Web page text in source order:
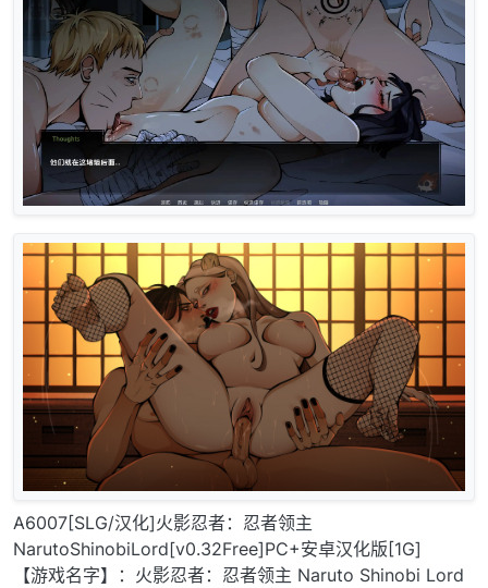
A6007[SLG/汉化]火影忍者：忍者领主
NarutoShinobiLord[v0.32Free]PC+安卓汉化版[1G]
【游戏名字】：火影忍者：忍者领主 Naruto Shinobi Lord